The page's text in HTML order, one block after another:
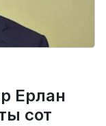
Ерлан
сот